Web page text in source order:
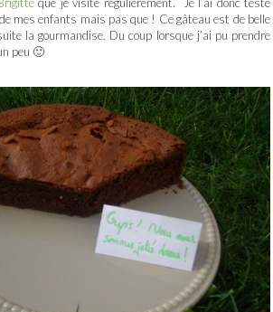
mes enfants mais pas que ! Ce gâteau est de belle
la gourmandise. Du coup lorsque j’ai pu prendre
peu 🙂